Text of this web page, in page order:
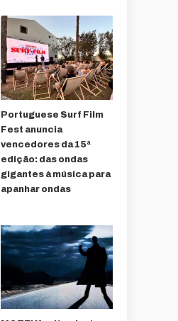
Portuguese Surf Film
Fest anuncia
vencedores da 15ª
edição: das ondas
gigantes à música para
apanhar ondas